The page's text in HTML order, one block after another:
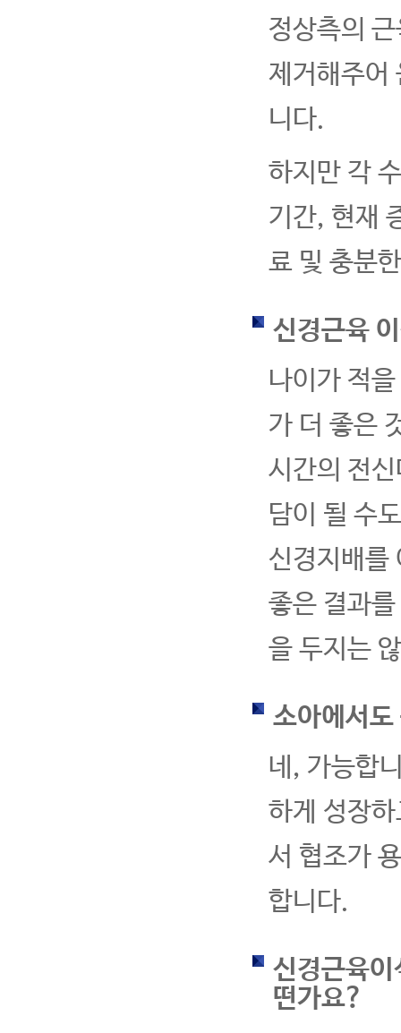
정상측의
제거해주어
니다.
하지만 각
기간, 현재
료 및 충분
신경근육
나이가 적
가 더 좋은
시간의 전
담이 될 수
신경지배를
좋은 결과
을 두지는
소아에서
네, 가능합
하게 성장
서 협조가
합니다.
신경근육
떤가요?